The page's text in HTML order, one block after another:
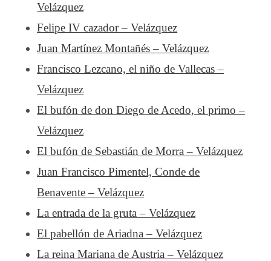
Velázquez
Felipe IV cazador – Velázquez
Juan Martínez Montañés – Velázquez
Francisco Lezcano, el niño de Vallecas –
Velázquez
El bufón de don Diego de Acedo, el primo –
Velázquez
El bufón de Sebastián de Morra – Velázquez
Juan Francisco Pimentel, Conde de
Benavente – Velázquez
La entrada de la gruta – Velázquez
El pabellón de Ariadna – Velázquez
La reina Mariana de Austria – Velázquez